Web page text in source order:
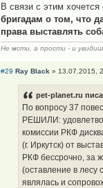
В связи с этим
бригадам о том, что
права выставлять
Не мсти, а прости - и
#29 Ray Black » 13.07.2015,
pet-planet.ru
По вопросу 37
РЕШИЛИ:
комиссии РКФ
(г. Иркутск) от
РКФ бессрочно, за
(оставление в лесу
являлась и